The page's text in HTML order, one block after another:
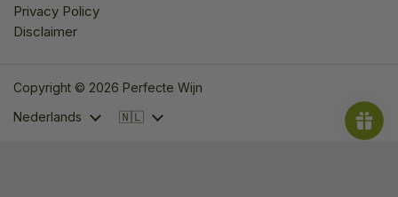
Privacy Policy
Disclaimer
Copyright © 2026 Perfecte Wijn
Taal
Nederlands Land/region
🇳🇱